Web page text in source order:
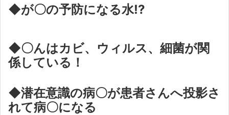
◆が〇の予防になる水!?
◆〇んはカビ、ウィルス、細菌が関
係している！
◆潜在意識の病〇が患者さんへ投影さ
れて病〇になる